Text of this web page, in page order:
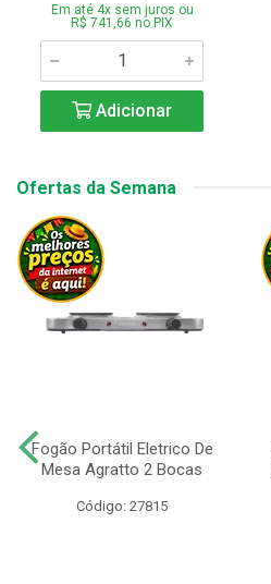
Em até 4x sem juros ou
R$ 741,66 no PIX
Adicionar
Ofertas da Semana
Fogão Portátil Eletrico De
Mesa Agratto 2 Bocas
Código: 27815